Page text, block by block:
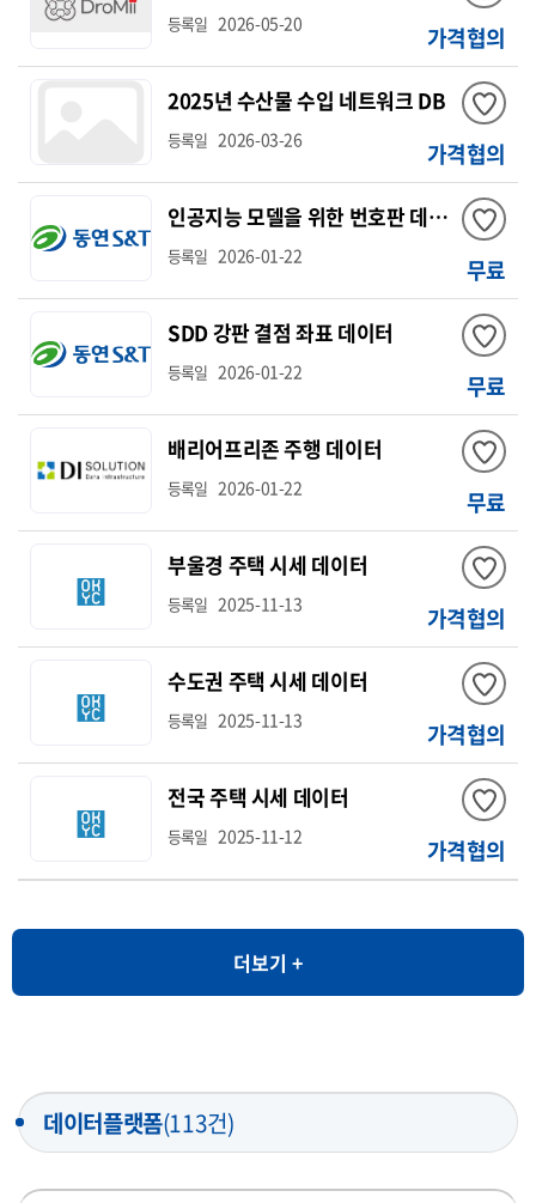
등록일 2026-05-20 가격협의
2025년 수산물 수입 네트워크 DB
등록일 2026-03-26 가격협의
인공지능 모델을 위한 번호판 데이터
등록일 2026-01-22 무료
SDD 강판 결점 좌표 데이터
등록일 2026-01-22 무료
배리어프리존 주행 데이터
등록일 2026-01-22 무료
부울경 주택 시세 데이터
등록일 2025-11-13 가격협의
수도권 주택 시세 데이터
등록일 2025-11-13 가격협의
전국 주택 시세 데이터
등록일 2025-11-12 가격협의
더보기 +
데이터플랫폼(113건)